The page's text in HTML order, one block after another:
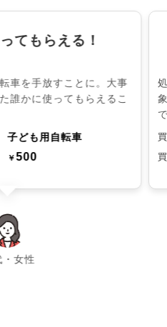
てもらえる！
車を手放すことに。大事
誰かに使ってもらえるこ
子ども用自転車
￥500
・女性
chevron_right